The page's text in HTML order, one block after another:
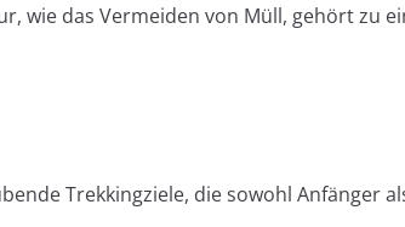
wie das Vermeiden von Müll, gehört zu
Trekkingziele, die sowohl Anfänger